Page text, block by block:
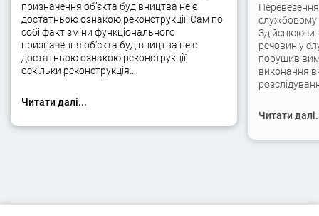
призначення об’єкта будівництва не є
достатньою ознакою реконструкції. Сам по
собі факт зміни функціонального
призначення об’єкта будівництва не є
достатньою ознакою реконструкції,
оскільки реконструкція…
Читати далі...
службовому
Здійснюючи
речовин у
порушив
виконання
Читати